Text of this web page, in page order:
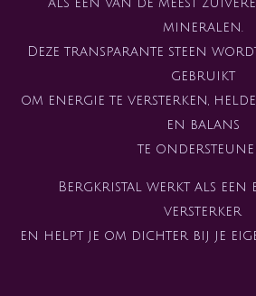
mineralen.
Deze transparante steen
gebruikt
om energie te versterken,
en balans
te
Bergkristal werkt als een
versterker
en helpt je om dichter bij je